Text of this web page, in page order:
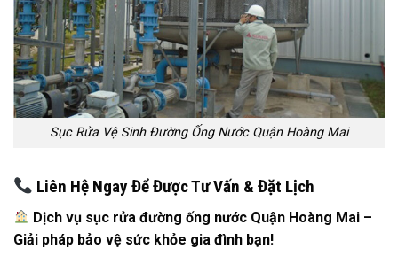
Sục Rửa Vệ Sinh Đường Ống Nước Quận Hoàng Mai
Liên Hệ Ngay Để Được Tư Vấn & Đặt Lịch
Dịch vụ sục rửa đường ống nước Quận Hoàng Mai –
Giải pháp bảo vệ sức khỏe gia đình bạn!